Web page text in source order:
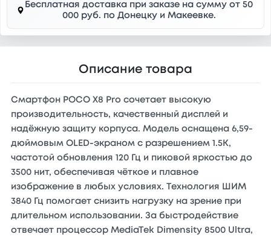
Бесплатная доставка при заказе на сумму от 50
000 руб. по Донецку и Макеевке.
Описание товара
Смартфон POCO X8 Pro сочетает высокую
производительность, качественный дисплей и
надёжную защиту корпуса. Модель оснащена 6,59-
дюймовым OLED-экраном с разрешением 1.5K,
частотой обновления 120 Гц и пиковой яркостью до
3500 нит, обеспечивая чёткое и плавное
изображение в любых условиях. Технология ШИМ
3840 Гц помогает снизить нагрузку на зрение при
длительном использовании. За быстродействие
отвечает процессор MediaTek Dimensity 8500 Ultra,